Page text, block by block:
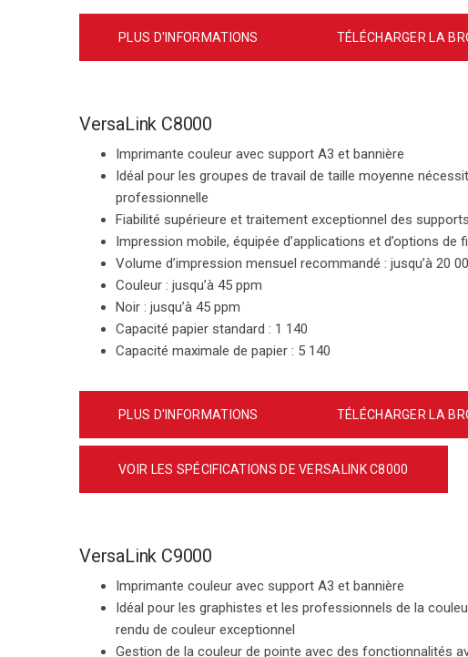
PLUS D'INFORMATIONS TÉLÉCHARGER LA
VersaLink C8000
Imprimante couleur avec support A3 et bannière
Idéal pour les groupes de travail de taille moyenne
professionnelle
Fiabilité supérieure et traitement exceptionnel des supports
Impression mobile, équipée d’applications et d’options de
Volume d’impression mensuel recommandé : jusqu’à 20
Couleur : jusqu’à 45 ppm
Noir : jusqu’à 45 ppm
Capacité papier standard : 1 140
Capacité maximale de papier : 5 140
PLUS D'INFORMATIONS TÉLÉCHARGER LA
VOIR LES SPÉCIFICATIONS DE VERSALINK C8000
VersaLink C9000
Imprimante couleur avec support A3 et bannière
Idéal pour les graphistes et les professionnels de la
rendu de couleur exceptionnel
Gestion de la couleur de pointe avec des fonctionnalités